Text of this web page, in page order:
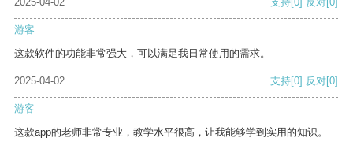
游客
这款软件的功能非常强大，可以满足我日常使用的需求。
2025-04-02 支持[0] 反对[0]
游客
这款app的老师非常专业，教学水平很高，让我能够学到实用的知识。